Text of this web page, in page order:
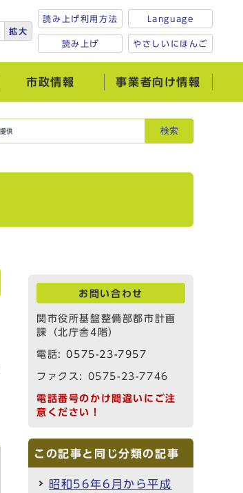
拡大
読み上げ利用方法
読み上げ
Language
やさしいにほんご
市政情報 事業者向け情報
検索
お問い合わせ
関市役所基盤整備部都市計画
課（北庁舎4階）
電話:0575-23-7957
ファクス: 0575-23-7746
電話番号のかけ間違いにご注
意ください！
この記事と同じ分類の記事
昭和56年6月から平成